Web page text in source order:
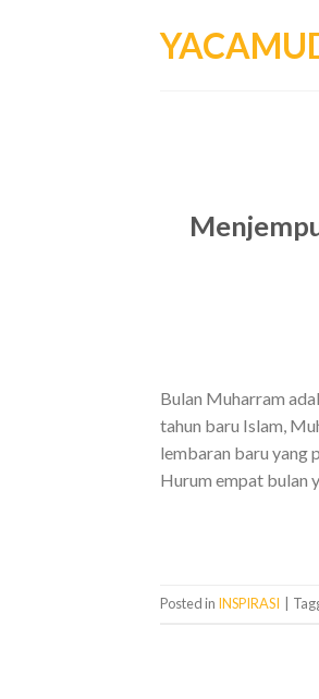
Bulan Muharram
tahun baru Islam,
lembaran baru yang
Hurum empat bulan
Posted in INSPIRASI